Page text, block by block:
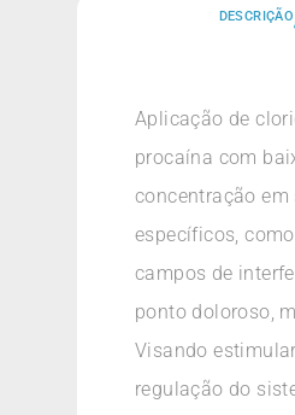
DESCRIÇÃO
Aplicação de
procaína com
concentração em
específicos,
campos de
ponto doloroso,
Visando
regulação do